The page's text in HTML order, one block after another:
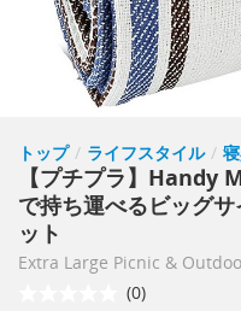
トップ / ライフスタイル /
【プチプラ】Handy
で持ち運べるビッグ
ット
Extra Large Picnic &
(0)